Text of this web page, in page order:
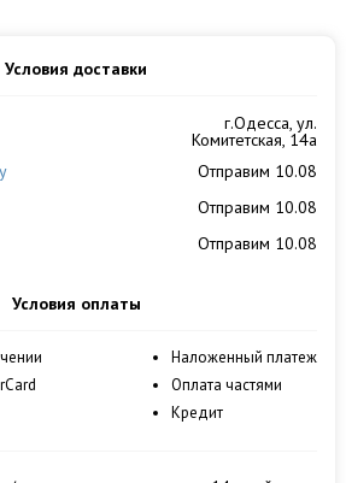
Условия доставки
г.Одесса, ул.
Комитетская, 14а
Отправим 10.08
Отправим 10.08
Отправим 10.08
Условия оплаты
Наложенный платеж
Оплата частями
Кредит